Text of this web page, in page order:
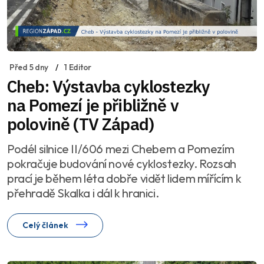
Před 5 dny 1 Editor
Cheb: Výstavba cyklostezky
na Pomezí je přibližně v
polovině (TV Západ)
Podél silnice II/606 mezi Chebem a Pomezím
pokračuje budování nové cyklostezky. Rozsah
prací je během léta dobře vidět lidem mířícím k
přehradě Skalka i dál k hranici.
Celý článek